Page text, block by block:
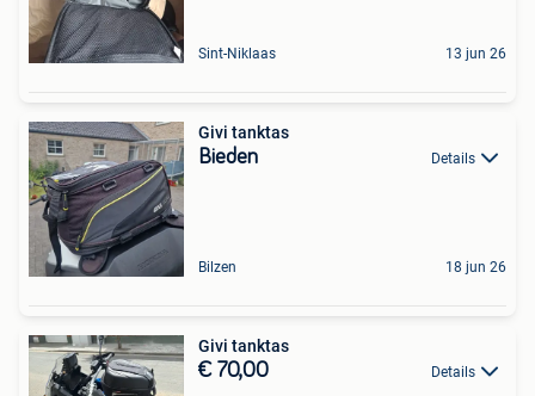
Sint-Niklaas 13 jun 26
Givi tanktas
Bieden Details
Bilzen 18 jun 26
Givi tanktas
€ 70,00 Details